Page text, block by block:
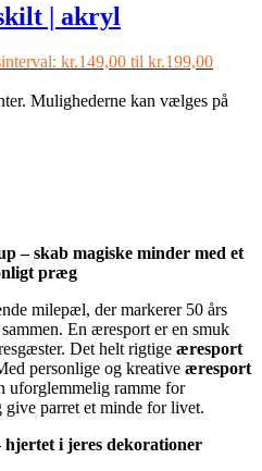
| akryl
kr.149,00 til kr.199,00
Mulighederne kan vælges på
– skab magiske minder med et
præg
milepæl, der markerer 50 års
En æresport er en smuk
Det helt rigtige æresport
personlige og kreative æresport
uforglemmelig ramme for
parret et minde for livet.
i jeres dekorationer